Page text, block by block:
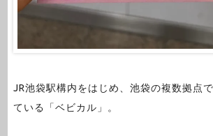
JR池袋駅構内をはじめ、池袋の複数拠点
ている「ベビカル」。